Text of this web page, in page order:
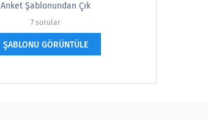
Anket Şablonundan Çık
7 sorular
ŞABLONU GÖRÜNTÜLE